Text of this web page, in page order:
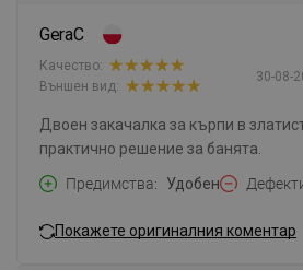
GeraC
30-08-
Качество:
Външен вид:
Двоен закачалка за кърпи в
практично решение за банята.
Предимства
Удобен
Покажете оригиналния коментар